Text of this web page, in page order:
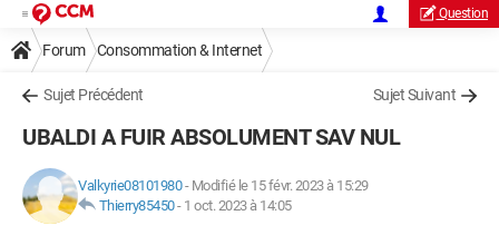
Question
Forum Consommation & Internet
Sujet Précédent Sujet Suivant
UBALDI A FUIR ABSOLUMENT SAV NUL
Valkyrie08101980- Modifié le 15 févr. 2023 à 15:29
Thierry85450- 1 oct. 2023 à 14:05